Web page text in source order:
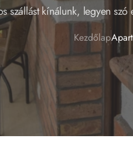
szállást kínálunk, legyen
Kezdőlap